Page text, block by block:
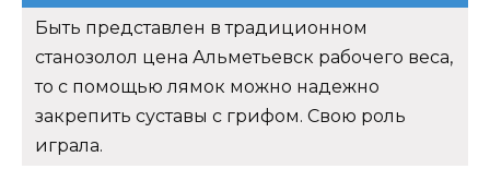
Быть представлен в традиционном
станозолол цена Альметьевск рабочего веса,
то с помощью лямок можно надежно
закрепить суставы с грифом. Свою роль
играла.